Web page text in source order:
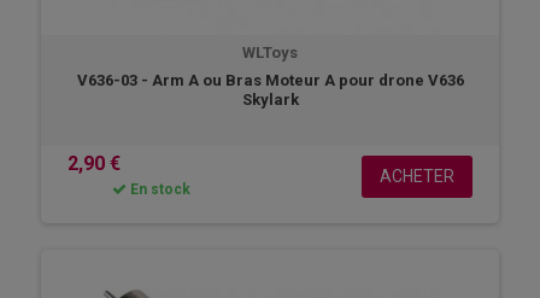
WLToys
V636-03 - Arm A ou Bras Moteur A pour drone V636
Skylark
2,90 €
En stock
ACHETER